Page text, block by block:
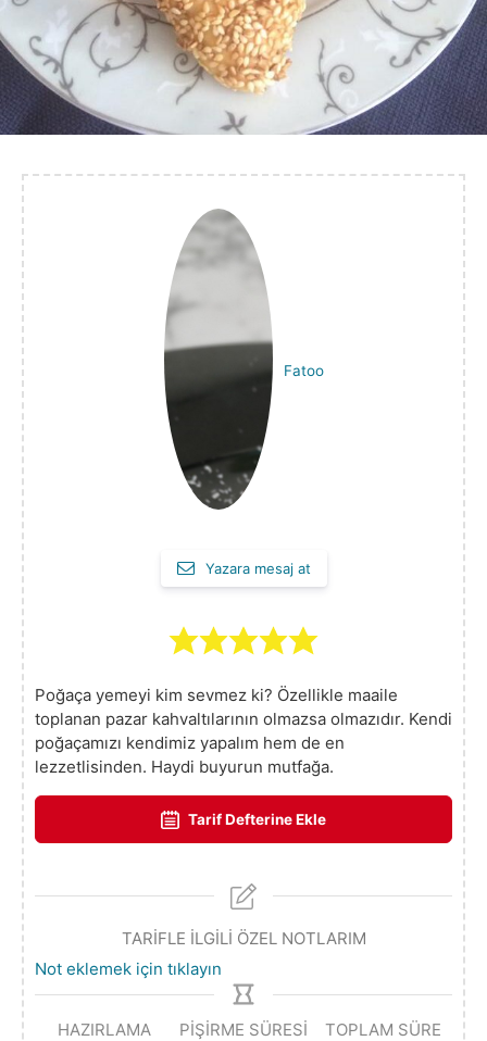
Fatoo
Yazara mesaj at
Poğaça yemeyi kim sevmez ki? Özellikle maaile
toplanan pazar kahvaltılarının olmazsa olmazıdır. Kendi
poğaçamızı kendimiz yapalım hem de en
lezzetlisinden. Haydi buyurun mutfağa.
Tarif Defterine Ekle
TARİFLE İLGİLİ ÖZEL NOTLARIM
Not eklemek için tıklayın
HAZIRLAMA
PIŞIRME SÜRESI
TOPLAM SÜRE